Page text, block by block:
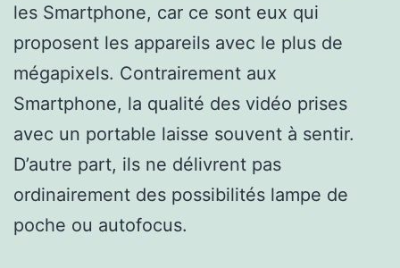
les Smartphone, car ce sont eux qui
proposent les appareils avec le plus de
mégapixels. Contrairement aux
Smartphone, la qualité des vidéo prises
avec un portable laisse souvent à sentir.
D’autre part, ils ne délivrent pas
ordinairement des possibilités lampe de
poche ou autofocus.